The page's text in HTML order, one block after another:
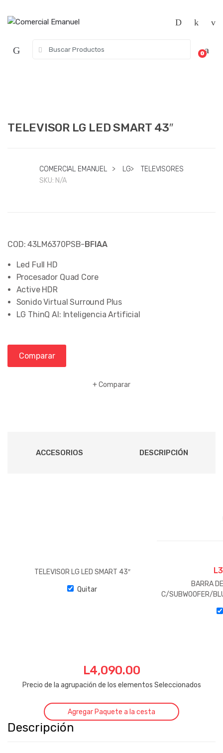
de:
0
TELEVISOR LG LED SMART 43″
COMERCIAL EMANUEL > LG>
TELEVISORES
SKU: N/A
COD: 43LM6370PSB- BFIAA
Led Full HD
Procesador Quad Core
Active HDR
Sonido Virtual Surround Plus
LG ThinQ AI: Inteligencia Artificial
Comparar
Comparar
ACCESORIOS DESCRIPCIÓN
TELEVISOR LG LED SMART 43″
Quitar
L
BARRA
C/SUBW00FER/
L4,090.00
Precio de la agrupación de los elementos Seleccionados
Agregar Paquete a la cesta
Descripción